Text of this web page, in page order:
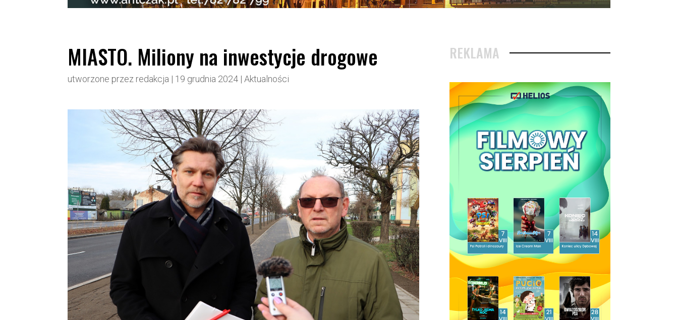
MIASTO. Miliony na inwestycje drogowe
utworzone przez redakcja | 19 grudnia 2024 |Aktualności
REKLAMA